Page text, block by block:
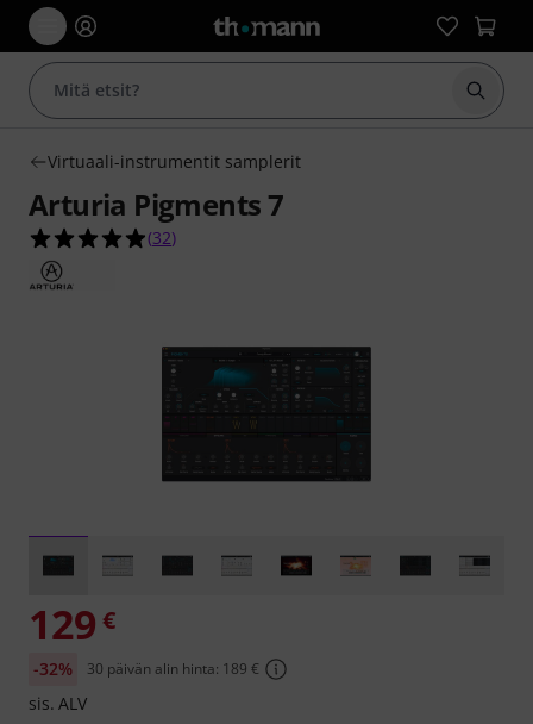
Aloita
Virtuaali-instrumentit samplerit
Arturia Pigments 7
4.9 tähteä viidestä yhteensä 32
(32)
129 €
-32% 30 päivän alin hinta: 189 €
sis. ALV